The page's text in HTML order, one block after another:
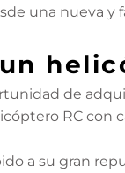
una nueva y
de
RC con
a su gran